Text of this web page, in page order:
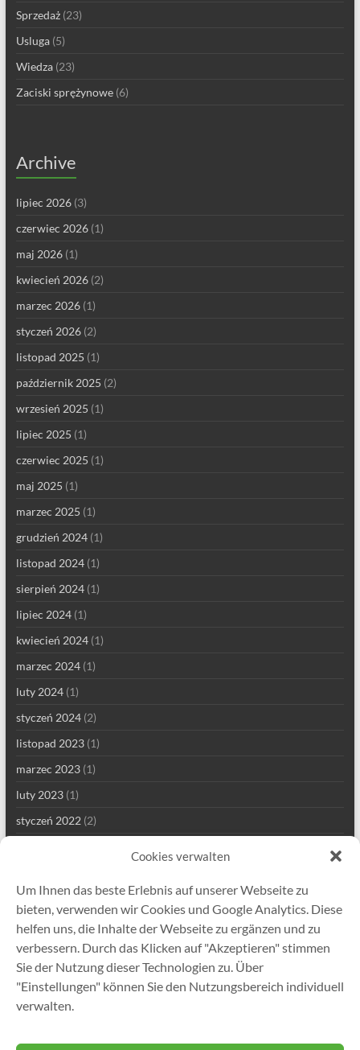
Cookies verwalten
Um Ihnen das beste Erlebnis auf unserer Webseite zu
bieten, verwenden wir Cookies und Google Analytics. Diese
helfen uns, die Inhalte der Webseite zu ergänzen und zu
verbessern. Durch das Klicken auf "Akzeptieren" stimmen
Sie der Nutzung dieser Technologien zu. Über
"Einstellungen" können Sie den Nutzungsbereich individuell
verwalten.
Sprzedaż(23)
Usluga(5)
Wiedza(23)
Zaciski sprężynowe(6)
Archive
lipiec 2026(3)
czerwiec 2026(1)
maj 2026(1)
kwiecień 2026(2)
marzec 2026(1)
styczeń 2026(2)
listopad 2025 (1)
październik 2025 (2)
wrzesień 2025 (1)
lipiec 2025 (1)
czerwiec 2025 (1)
maj 2025 (1)
marzec 2025 (1)
grudzień 2024(1)
listopad 2024(1)
sierpień 2024(1)
lipiec 2024(1)
kwiecień 2024(1)
marzec 2024(1)
luty 2024(1)
styczeń 2024(2)
listopad 2023(1)
marzec 2023(1)
luty 2023(1)
styczeń 2022(2)
sierpień 2021(4)
lipiec 2021
(1)
maj 2021(7)
kwiecień 2021(2)
styczeń 2021